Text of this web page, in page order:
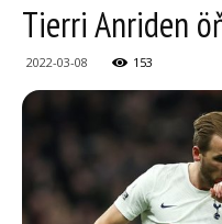
Tierri Anriden
2022-03-08 153